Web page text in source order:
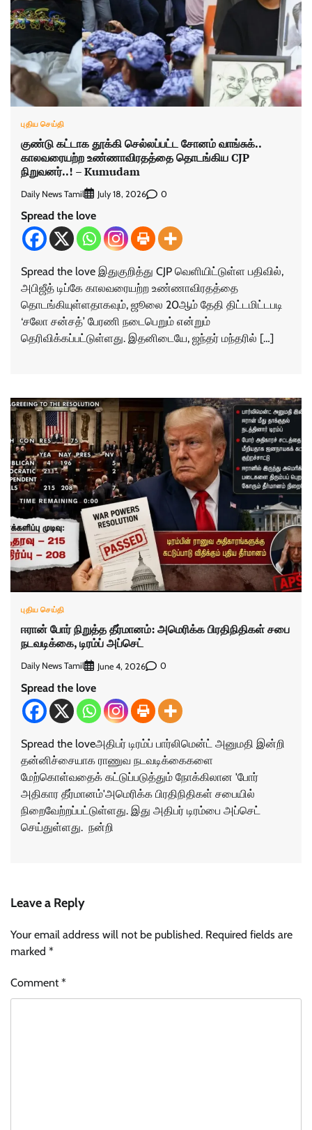
புதிய செய்தி
குண்டு கட்டாக தூக்கி செல்லப்பட்ட சோனம் வாங்சுக்..
காலவரையற்ற உண்ணாவிரதத்தை தொடங்கிய CJP
நிறுவனர்..! – Kumudam
Daily News Tamil July 18, 2026 0
Spread the love
Spread the love இதுகுறித்து CJP வெளியிட்டுள்ள பதிவில்,
அபிஜீத் டிப்கே காலவரையற்ற உண்ணாவிரதத்தை
தொடங்கியுள்ளதாகவும், ஜூலை 20ஆம் தேதி திட்டமிட்டபடி
‘சலோ சன்சத்’ பேரணி நடைபெறும் என்றும்
தெரிவிக்கப்பட்டுள்ளது. இதனிடையே, ஜந்தர் மந்தரில் […]
புதிய செய்தி
ஈரான் போர் நிறுத்த தீர்மானம்: அமெரிக்க பிரதிநிதிகள் சபை
நடவடிக்கை, டிரம்ப் அப்செட்
Daily News Tamil June 4, 2026 0
Spread the love
Spread the loveஅதிபர் டிரம்ப் பார்லிமென்ட் அனுமதி இன்றி
தன்னிச்சையாக ராணுவ நடவடிக்கைகளை
மேற்கொள்வதைக் கட்டுப்படுத்தும் நோக்கிலான 'போர்
அதிகார தீர்மானம்'அமெரிக்க பிரதிநிதிகள் சபையில்
நிறைவேற்றப்பட்டுள்ளது. இது அதிபர் டிரம்பை அப்செட்
செய்துள்ளது. நன்றி
Leave a Reply
Your email address will not be published. Required fields are
marked *
Comment*